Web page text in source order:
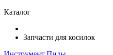
Каталог
Запчасти для косилок